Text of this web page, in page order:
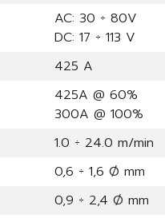
AC: 30 ÷ 80V
DC: 17 ÷ 113 V
425 A
425A @ 60%
300A @ 100%
1.0 ÷ 24.0 m/min
0,6 ÷ 1,6 Ø mm
0,9 ÷ 2,4 Ø mm